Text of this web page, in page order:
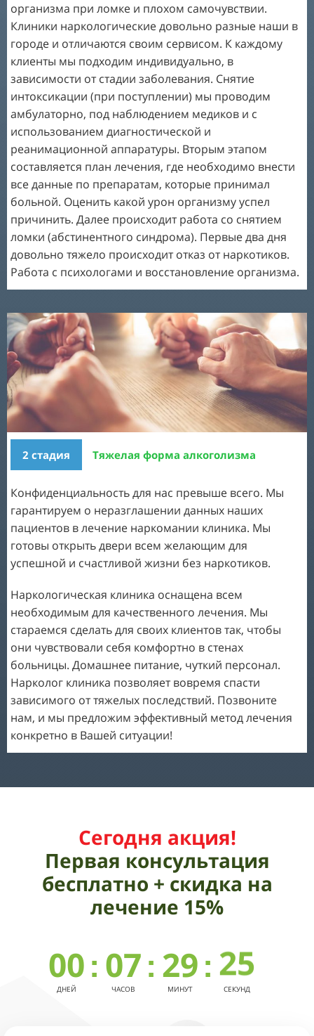
организма при ломке и плохом самочувствии.
Клиники наркологические довольно разные наши в
городе и отличаются своим сервисом. К каждому
клиенты мы подходим индивидуально, в
зависимости от стадии заболевания. Снятие
интоксикации (при поступлении) мы проводим
амбулаторно, под наблюдением медиков и с
использованием диагностической и
реанимационной аппаратуры. Вторым этапом
составляется план лечения, где необходимо внести
все данные по препаратам, которые принимал
больной. Оценить какой урон организму успел
причинить. Далее происходит работа со снятием
ломки (абстинентного синдрома). Первые два дня
довольно тяжело происходит отказ от наркотиков.
Работа с психологами и восстановление организма.
2 стадия Тяжелая форма алкоголизма
Конфиденциальность для нас превыше всего. Мы
гарантируем о неразглашении данных наших
пациентов в лечение наркомании клиника. Мы
готовы открыть двери всем желающим для
успешной и счастливой жизни без наркотиков.
Наркологическая клиника оснащена всем
необходимым для качественного лечения. Мы
стараемся сделать для своих клиентов так, чтобы
они чувствовали себя комфортно в стенах
больницы. Домашнее питание, чуткий персонал.
Нарколог клиника позволяет вовремя спасти
зависимого от тяжелых последствий. Позвоните
нам, и мы предложим эффективный метод лечения
конкретно в Вашей ситуации!
Сегодня акция!
Первая консультация
бесплатно + скидка на
лечение 15%
00 :
ДНЕЙ
00
03
04
05
07
08
:
ЧАСОВ
00
01
02
03
05
04
06
07
08
09
10
11
12
13
14
15
16
17
18
19
20
21
22
25
26
27
29
30
:
МИНУТ
00
01
02
03
04
05
06
07
08
09
10
11
12
13
14
15
16
17
18
20
21
22
23
24
СЕКУНДЫ